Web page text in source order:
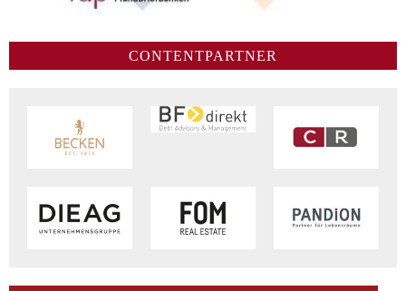
CONTENTPARTNER